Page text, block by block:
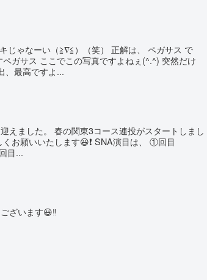
じゃなーい（≧∇≦）（笑） 正解は、 ペガサス で
ガサス ここでこの写真ですよねぇ(^.^) 突然だけ
、最高ですよ...
えました。 春の関東3コース連投がスタートしまし
お願いいたします😃❗️ SNA演目は、 ①回目
目...
ざいます😃‼️